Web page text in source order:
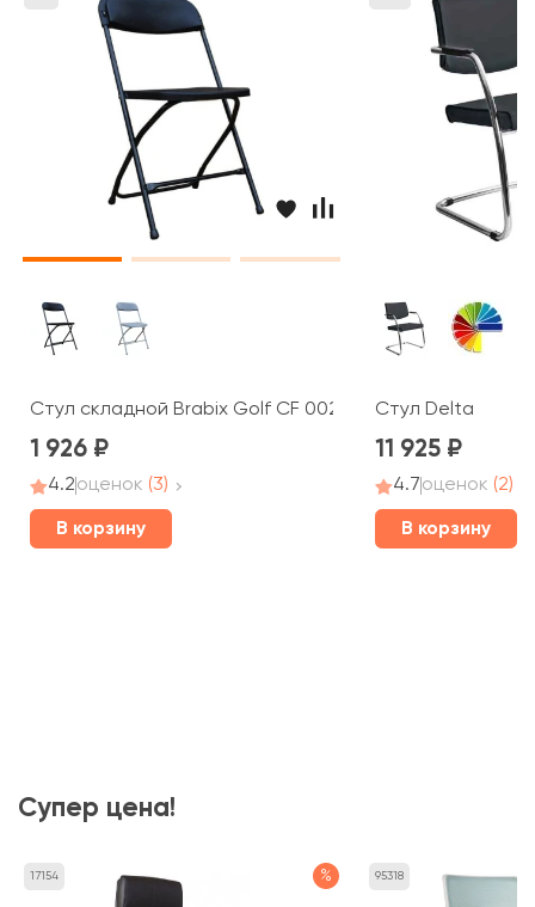
Стул складной Brabix Golf CF 002
1 926
4.2оценок (3)
В корзину
Стул Delta
11 925
4.7оценок (2)
В корзину
Супер цена!
17154 % 95318